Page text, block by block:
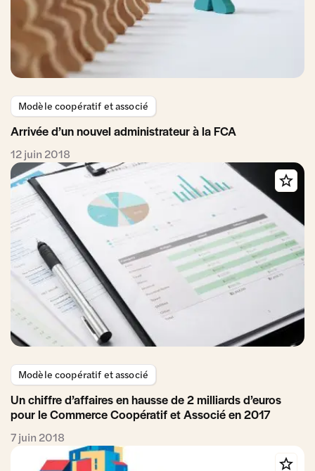
Modèle coopératif et associé
Arrivée d’un nouvel administrateur à la FCA
12 juin 2018
Modèle coopératif et associé
Un chiffre d’affaires en hausse de 2 milliards d’euros
pour le Commerce Coopératif et Associé en 2017
7 juin 2018